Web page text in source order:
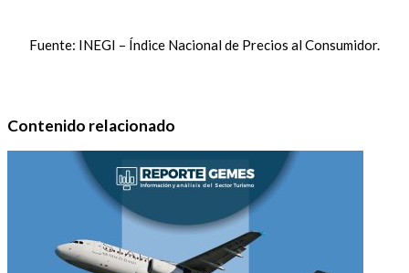
Fuente: INEGI – Índice Nacional de Precios al Consumidor.
Contenido relacionado